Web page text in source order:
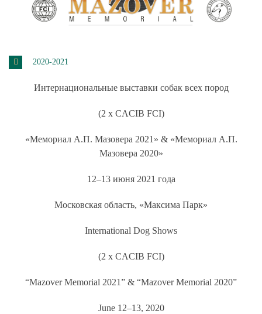
2020-2021
Интернациональные выставки собак всех пород
(2 x CACIB FCI)
«Мемориал А.П. Мазовера 2021» & «Мемориал А.П.
Мазовера 2020»
12–13 июня 2021 года
Московская область, «Максима Парк»
International Dog Shows
(2 x CACIB FCI)
“Mazover Memorial 2021” & “Mazover Memorial 2020”
June 12–13, 2020